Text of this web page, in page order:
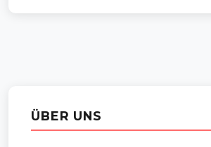
ÜBER UNS